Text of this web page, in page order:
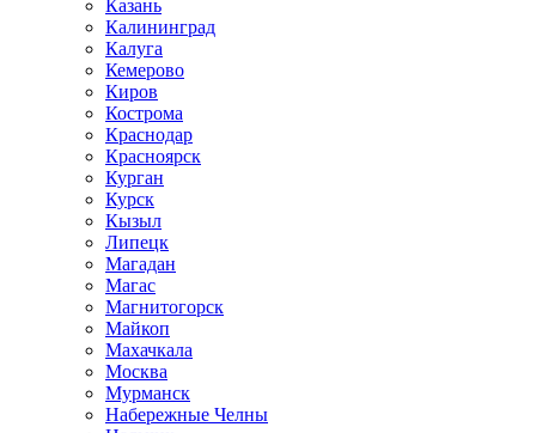
Казань
Калининград
Калуга
Кемерово
Киров
Кострома
Краснодар
Красноярск
Курган
Курск
Кызыл
Липецк
Магадан
Магас
Магнитогорск
Майкоп
Махачкала
Москва
Мурманск
Набережные Челны